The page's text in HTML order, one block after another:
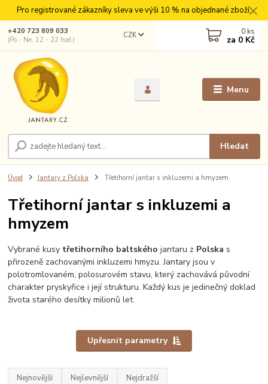
Pro registrované zákazníky sleva ve výši 10 % na objednané zboží.
Menu
CZK
Hledat
+420 723 809 033
(Po - Ne, 12 - 22 hod.)
0 ks
za 0 Kč
Úvod Jantary z Polska Třetihorní jantar s inkluzemi a hmyzem
Třetihorní jantar s inkluzemi a
hmyzem
Vybrané kusy třetihorního baltského jantaru z Polska s
přirozeně zachovanými inkluzemi hmyzu. Jantary jsou v
polotromlovaném, polosurovém stavu, který zachovává původní
charakter pryskyřice i její strukturu. Každý kus je jedinečný doklad
života starého desítky milionů let.
Upřesnit parametry
Nejnovější Nejlevnější Nejdražší